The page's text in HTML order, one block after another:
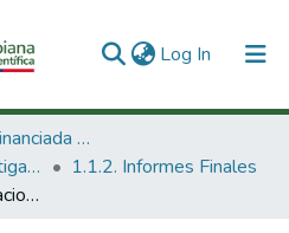
Log In (current)
1. Investigación Financiada con Recursos Públicos
1.1 Productos de investigación
1.1.2. Informes Finales
Radicales en transformaciones sintéticas : ciclaciones de participación de radicales alcoxiaminilo, iminilo y α- amonio distónicos. Funcionalización del carbono anomérico en azúcares vía radicales α Glicopiranosilos.